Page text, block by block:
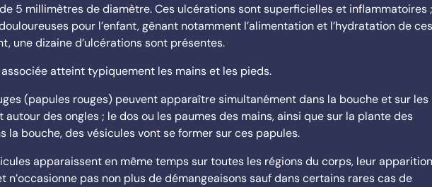
5 millimètres de diamètre. Ces ulcérations sont superficielles et inflammatoires ;
pour l’enfant, gênant notamment l’alimentation et l’hydratation de ces
une dizaine d’ulcérations sont présentes.
associée atteint typiquement les mains et les pieds.
(papules rouges) peuvent apparaître simultanément dans la bouche et sur les
des ongles ; le dos ou les paumes des mains, ainsi que sur la plante des
la bouche, des vésicules vont se former sur ces papules.
apparaissent en même temps sur toutes les régions du corps, leur apparition
n’occasionne pas non plus de démangeaisons sauf dans certains rares cas de